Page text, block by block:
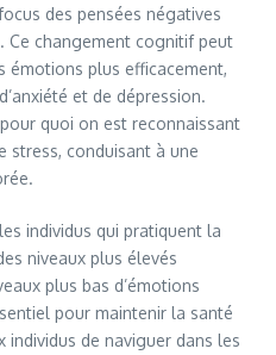
des pensées négatives
Ce changement cognitif peut
émotions plus efficacement,
et de dépression.
quoi on est reconnaissant
stress, conduisant à une
individus qui pratiquent la
niveaux plus élevés
plus bas d’émotions
pour maintenir la santé
de naviguer dans les